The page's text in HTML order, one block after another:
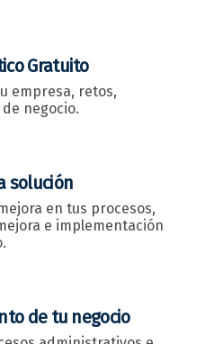
Gratuito
empresa, retos,
negocio.
solución
en tus procesos,
e implementación
de tu negocio